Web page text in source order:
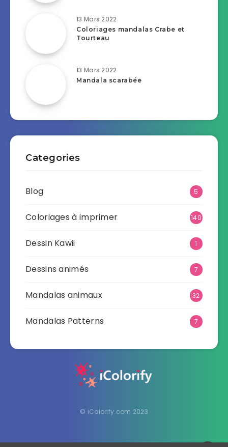
13 Mars 2022
Coloriages mandalas Crabe et
Tourteau
13 Mars 2022
Mandala scarabée
Categories
Blog 5
Coloriages à imprimer 140
Dessin Kawii 1
Dessins animés 7
Mandalas animaux 32
Mandalas Patterns 7
© iColorify.com 2023